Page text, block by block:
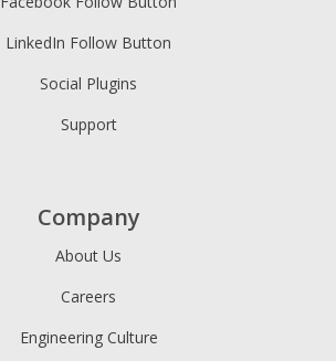
LinkedIn Follow Button
Social Plugins
Support
Company
About Us
Careers
Engineering Culture